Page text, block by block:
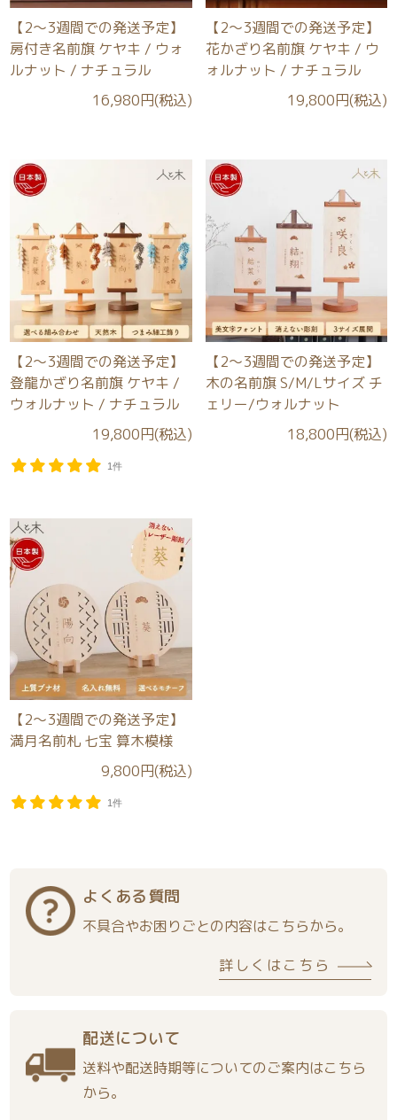
【2～3週間での発送予定】
房付き名前旗 ケヤキ / ウォ
ルナット / ナチュラル
16,980円(税込)
【2～3週間での発送予定】
花かざり名前旗 ケヤキ / ウ
ォルナット / ナチュラル
19,800円(税込)
【2～3週間での発送予定】
登龍かざり名前旗 ケヤキ /
ウォルナット / ナチュラル
19,800円(税込)
1件
【2～3週間での発送予定】
木の名前旗 S/M/Lサイズ チ
ェリー/ウォルナット
18,800円(税込)
【2～3週間での発送予定】
満月名前札 七宝 算木模様
9,800円(税込)
1件
よくある質問
不具合やお困りごとの内容はこちらから。
詳しくはこちら
配送について
送料や配送時期等についてのご案内はこちら
から。